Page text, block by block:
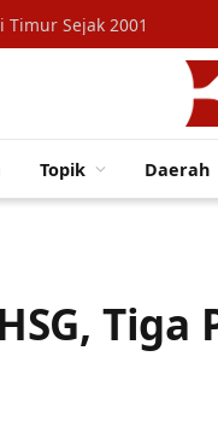
Timur Sejak 2001
Topik Daerah
Tiga